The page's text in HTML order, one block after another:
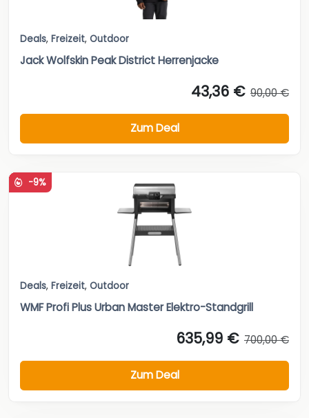
Deals, Freizeit, Outdoor
Jack Wolfskin Peak District Herrenjacke
43,36 € 90,00 €
Zum Deal
-9%
Deals, Freizeit, Outdoor
WMF Profi Plus Urban Master Elektro-Standgrill
635,99 € 700,00 €
Zum Deal